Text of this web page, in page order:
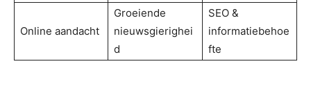
Online aandacht
Groeiende
nieuwsgierighei
d
SEO &
informatiebehoe
fte